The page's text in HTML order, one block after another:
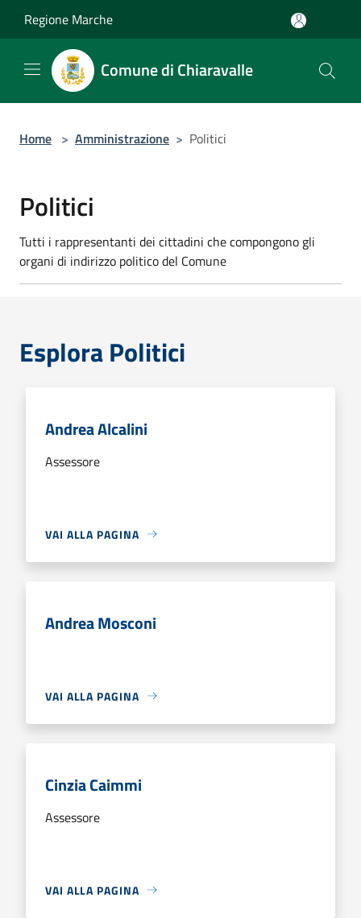
Regione Marche
Comune di Chiaravalle
Home > Amministrazione > Politici
Politici
Tutti i rappresentanti dei cittadini che compongono gli
organi di indirizzo politico del Comune
Esplora Politici
Andrea Alcalini
Assessore
VAI ALLA PAGINA
Andrea Mosconi
VAI ALLA PAGINA
Cinzia Caimmi
Assessore
VAI ALLA PAGINA